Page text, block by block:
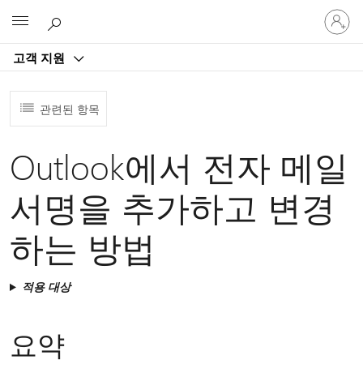
고객 지원
귀
하
계
관련된 항목
Outlook에서 전자 메일
서명을 추가하고 변경
하는 방법
적용 대상
요약​​